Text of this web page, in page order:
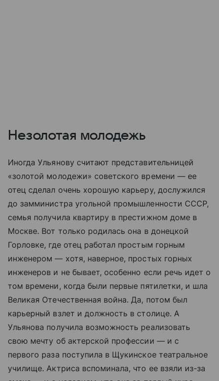
Незолотая молодежь
Иногда Ульянову считают представительницей
«золотой молодежи» советского времени — ее
отец сделал очень хорошую карьеру, дослужился
до замминистра угольной промышленности СССР,
семья получила квартиру в престижном доме в
Москве. Вот только родилась она в донецкой
Горловке, где отец работал простым горным
инженером — хотя, наверное, простых горных
инженеров и не бывает, особенно если речь идет о
том времени, когда были первые пятилетки, и шла
Великая Отечественная война. Да, потом был
карьерный взлет и должность в столице. А
Ульянова получила возможность реализовать
свою мечту об актерской профессии — и с
первого раза поступила в Щукинское театральное
училище. Актриса вспоминала, что ее взяли из-за